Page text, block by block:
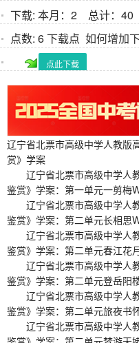
下载: 本月：2 总计：40
点数: 6 下载点 如何增加
点此下载
辽宁省北票市高级中学人教版
赏》学案
辽宁省北票市高级中学人
鉴赏》学案：第一单元一剪梅
辽宁省北票市高级中学人
鉴赏》学案：第二单元长相思
辽宁省北票市高级中学人
鉴赏》学案：第二单元春江花
辽宁省北票市高级中学人
鉴赏》学案：第二单元登岳阳
辽宁省北票市高级中学人
鉴赏》学案：第二单元旅夜书
辽宁省北票市高级中学人